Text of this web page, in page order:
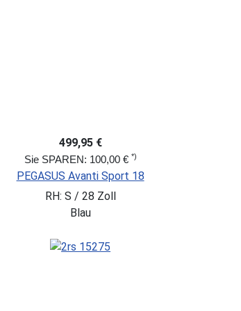
499,95 €
Sie SPAREN: 100,00 € *)
PEGASUS Avanti Sport 18
RH: S / 28 Zoll
Blau